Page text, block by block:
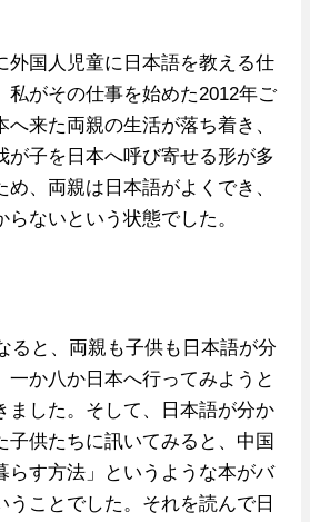
外国人児童に日本語を教える仕
私がその仕事を始めた2012年ご
来た両親の生活が落ち着き、
が子を日本へ呼び寄せる形が多
、両親は日本語がよくでき、
ないという状態でした。
ると、両親も子供も日本語が分
一か八か日本へ行ってみようと
ました。そして、日本語が分か
子供たちに訊いてみると、中国
らす方法」というような本がバ
うことでした。それを読んで日